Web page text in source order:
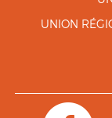
UNION